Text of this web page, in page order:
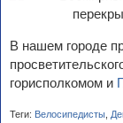
В нашем городе
горисполкомом и
Теги: Велосипедисты